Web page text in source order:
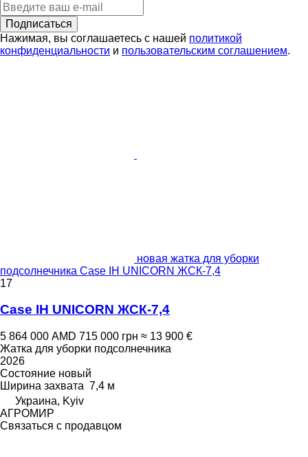
Подписаться
Нажимая, вы соглашаетесь с нашей политикой
конфиденциальности и пользовательским соглашением.
новая жатка для уборки
подсолнечника Case IH UNICORN ЖСК-7,4
17
Case IH UNICORN ЖСК-7,4
5 864 000 AMD 715 000 грн ≈ 13 900 €
Жатка для уборки подсолнечника
2026
Состояние новый
Ширина захвата 7,4 м
Украина, Kyiv
АГРОМИР
Связаться с продавцом